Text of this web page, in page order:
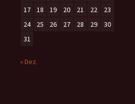
17
18 19 20 21 22
23
24
25 26 27 28 29
30
31
« Dez.